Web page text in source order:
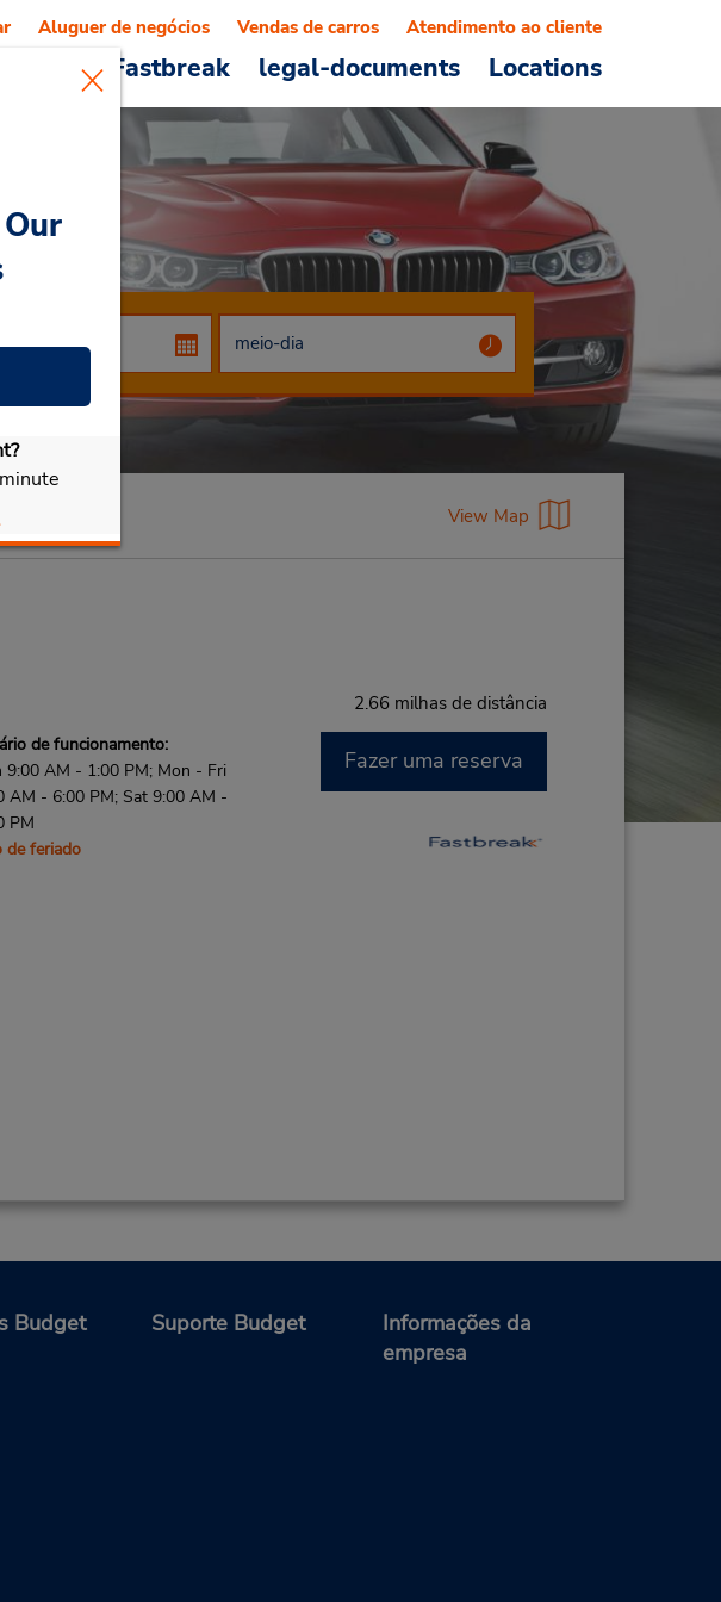
Fastbreak legal-documents Locations
Aluguer de negócios Vendas de carros Atendimento ao cliente
View Map
2.66 milhas de distância
de funcionamento:
9:00 AM - 1:00 PM; Mon - Fri
AM - 6:00 PM; Sat 9:00 AM -
PM
de feriado
Fazer uma reserva
Budget Suporte Budget
Informações da
empresa